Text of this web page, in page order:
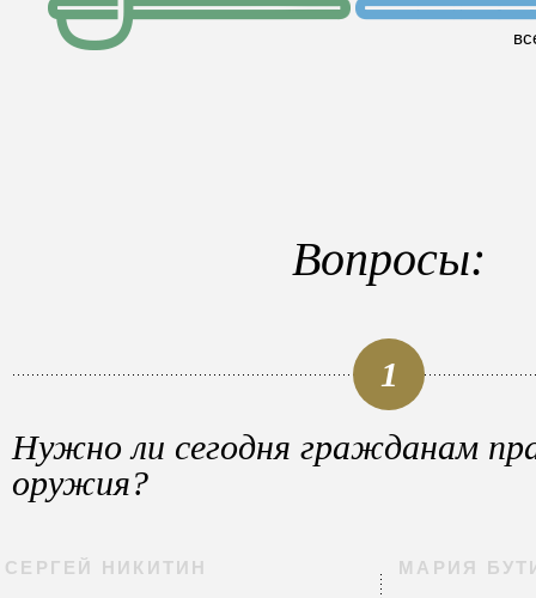
Вопросы:
1
Нужно ли сегодня гражданам
оружия?
СЕРГЕЙ НИКИТИН МАРИЯ